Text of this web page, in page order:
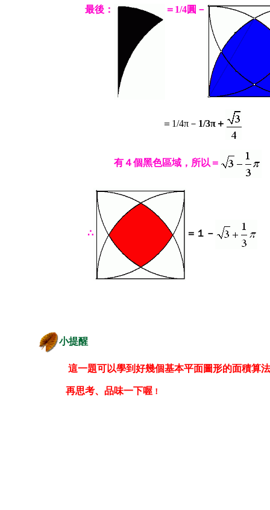
最後： ＝1/4圓－
＝1/4π－ 1/3π＋
有４個黑色區域，所以＝
∴ ＝１－
小提醒
這一題可以學到好幾個基本平面圖形的面積算
再思考、品味一下喔 ！